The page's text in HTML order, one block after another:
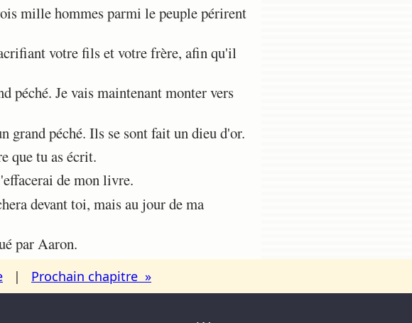
mille hommes parmi le peuple périrent
votre fils et votre frère, afin qu'il
péché. Je vais maintenant monter vers
péché. Ils se sont fait un dieu d'or.
que tu as écrit.
de mon livre.
devant toi, mais au jour de ma
par Aaron.
| Prochain chapitre »